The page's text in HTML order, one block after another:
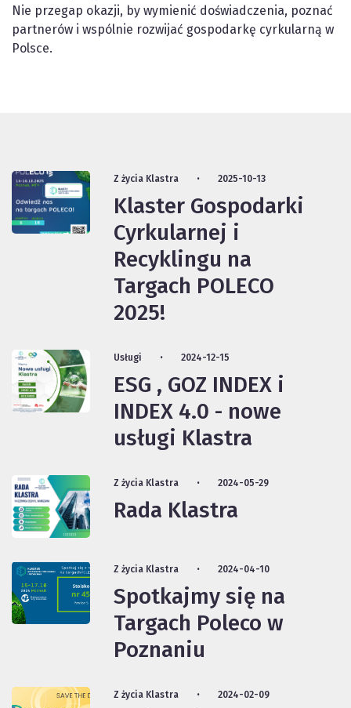
Nie przegap okazji, by wymienić doświadczenia, poznać
partnerów i wspólnie rozwijać gospodarkę cyrkularną w
Polsce.
Z życia Klastra 2025-10-13
Klaster Gospodarki
Cyrkularnej i
Recyklingu na
Targach POLECO
2025!
Usługi 2024-12-15
ESG , GOZ INDEX i
INDEX 4.0 - nowe
usługi Klastra
Z życia Klastra 2024-05-29
Rada Klastra
Z życia Klastra 2024-04-10
Spotkajmy się na
Targach Poleco w
Poznaniu
Z życia Klastra 2024-02-09